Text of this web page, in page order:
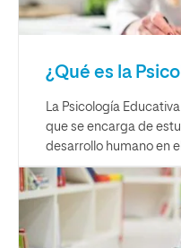
¿Qué es la
La Psicología
que se encarga de
desarrollo humano en